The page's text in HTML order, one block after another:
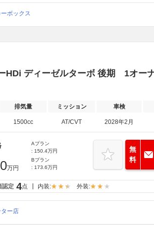
ボックス
HDi ディーゼルターボ 後期 1オ
排気量 ミッション 車検
1500cc AT/CVT 2028年2月
万円
Aプラン
: 150.4万円
Bプラン
: 173.6万円
無
料
認定 4点 内装: 外装:
ー店